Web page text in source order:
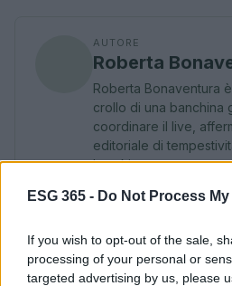
ESG 365 - Do Not Process
If you wish to opt-out of the sale,
processing of your personal or
targeted advertising by us, please
AUTORE
Roberta
Roberta Bonaventura
crollo di una banchina
coordinare il live,
editoriale di
breaking news, porta
stampa del Porto